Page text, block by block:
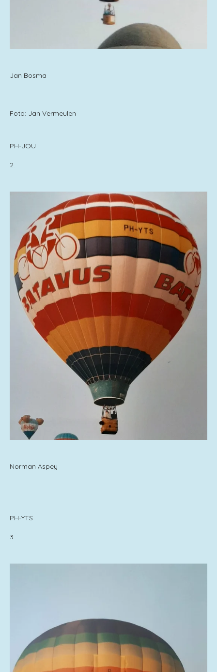
Jan Bosma
Foto: Jan Vermeulen
PH-JOU
2.
Norman Aspey
PH-YTS
3.